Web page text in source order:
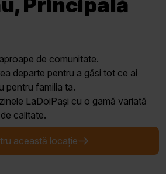
de comunitate.
departe pentru a găsi tot ce ai
pentru familia ta.
LaDoiPași cu o gamă variată
calitate.
această locație